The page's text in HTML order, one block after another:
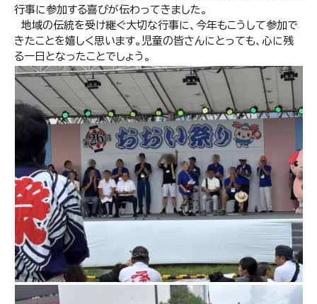
行事に参加する喜びが伝わってきました。
地域の伝統を受け継ぐ大切な行事に、今年もこうして参加で
きたことを嬉しく思います。児童の皆さんにとっても、心に残
る一日となったことでしょう。